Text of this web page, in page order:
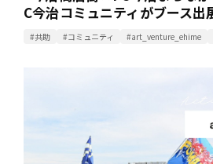
C今治コミュニティがブース出
#共助 #コミュニティ #art_venture_ehime